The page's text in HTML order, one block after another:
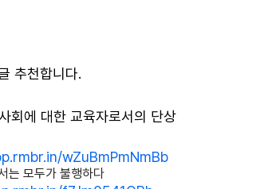
추천합니다.
wZuBmPmNmBb
는 모두가 불행하다